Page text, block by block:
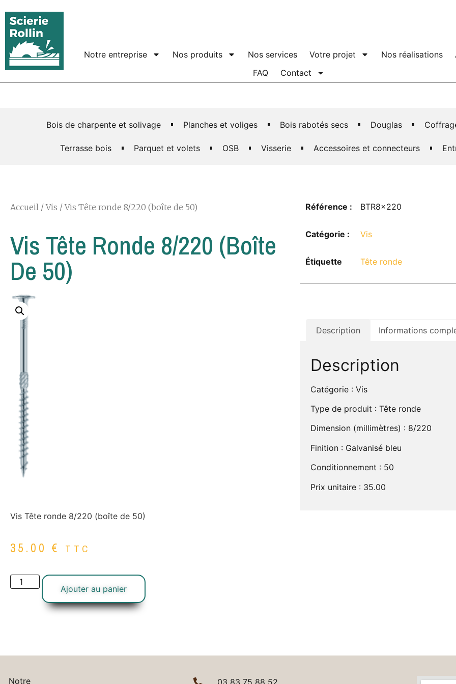
Notre entreprise Nos produits Nos services Votre projet Nos réalisations
FAQ
Contact
Bois de charpente et solivage Planches et voliges Bois rabotés secs Douglas
Terrasse bois Parquet et volets OSB Visserie Accessoires et connecteurs
Accueil /Vis / Vis Tête ronde 8/220 (boîte de 50)
Vis Tête Ronde 8/220 (boîte
De 50)
Vis Tête ronde 8/220 (boîte de 50)
35.00 € TTC
Ajouter au panier
Référence : BTR8x220
Catégorie : Vis
Étiquette Tête ronde
Description Informations
Description
Catégorie : Vis
Type de produit : Tête ronde
Dimension (millimètres) : 8/220
Finition : Galvanisé bleu
Conditionnement : 50
Prix unitaire : 35.00
Notre 03 83 75 88 52